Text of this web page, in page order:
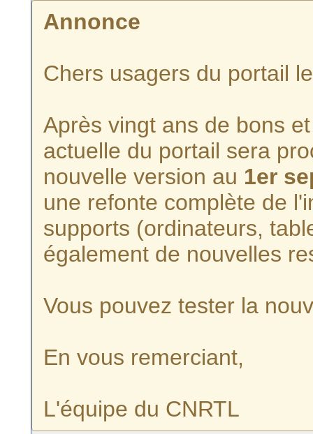
Annonce
Chers usagers du portail
Après vingt ans de bons
actuelle du portail sera
nouvelle version au 1er
une refonte complète de
supports (ordinateurs,
également de nouvelles
Vous pouvez tester la
En vous remerciant,
L'équipe du CNRTL